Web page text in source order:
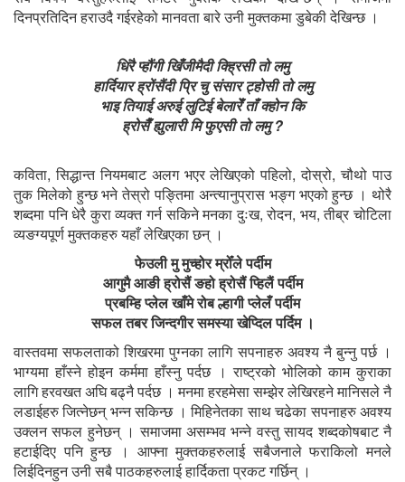
दिनप्रतिदिन हराउदै गईरहेको मानवता बारे उनी मुक्तकमा डुबेकी देखिन्छ ।
धिंरै प्हौंगी खिँजीमैदी क्ह्रिसी तो लमु
हार्दियार ह्रोंसैंदी प्रि चु संसार ट्होसी तो लमु
भाइ तियाई अरुई लुटिई बेलारेँ ताँ क्होन कि
ह्रोसैँ ह्युलारी मि फुएसी तो लमु ?
कविता, सिद्धान्त नियमबाट अलग भएर लेखिएको पहिलो, दोस्रो, चौथो पाउ
तुक मिलेको हुन्छ भने तेस्रो पङ्तिमा अन्त्यानुप्रास भङ्ग भएको हुन्छ । थोरै
शब्दमा पनि धेरै कुरा व्यक्त गर्न सकिने मनका दुःख, रोदन, भय, तीब्र चोटिला
व्यङग्यपूर्ण मुक्तकहरु यहाँ लेखिएका छन् ।
फेउली मु मुच्होर म्रोँले पर्दीम
आगुमै आङी ह्रोसैं ङहो ह्रोसैं प्हिलैं पर्दीम
प्रबम्हि प्लेल खाँमे रोब ल्हागी प्लेलँ पर्दीम
सफल तबर जिन्दगीर समस्या खेप्दिल पर्दिम ।
वास्तवमा सफलताको शिखरमा पुग्नका लागि सपनाहरु अवश्य नै बुन्नु पर्छ ।
भाग्यमा हाँस्ने होइन कर्ममा हाँस्नु पर्दछ । राष्ट्रको भोलिको काम कुराका
लागि हरवखत अघि बढ्नै पर्दछ । मनमा हरहमेसा सम्झेर लेखिरहने मानिसले नै
लडाईहरु जित्नेछन् भन्न सकिन्छ । मिहिनेतका साथ चढेका सपनाहरु अवश्य
उक्लन सफल हुनेछन् । समाजमा असम्भव भन्ने वस्तु सायद शब्दकोषबाट नै
हटाईदिए पनि हुन्छ । आफ्ना मुक्तकहरुलाई सबैजनाले फराकिलो मनले
लिईदिनहुन उनी सबै पाठकहरुलाई हार्दिकता प्रकट गर्छिन् ।